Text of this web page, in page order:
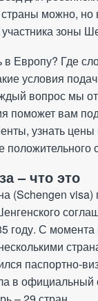
36
© 2024
можно, но
участника зоны
в Европу? Где
условия
вопрос мы
поможет вам
узнать
– что это
(Schengen visa)
году. С момента
паспортно-
в официальный